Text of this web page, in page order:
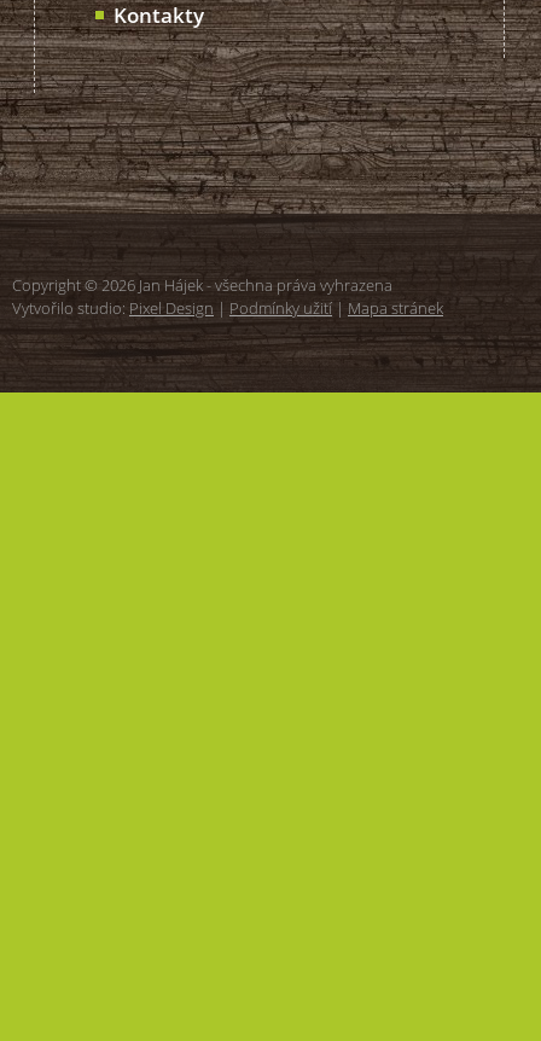
Kontakty
Copyright © 2026 Jan Hájek - všechna práva vyhrazena
Vytvořilo studio: Pixel Design | Podmínky užití | Mapa stránek